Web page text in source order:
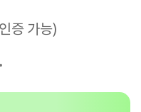
증 가능)